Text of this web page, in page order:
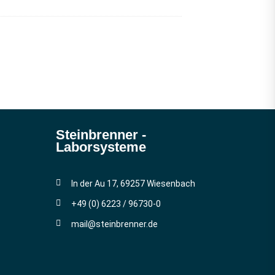
Steinbrenner ­
Laborsysteme
In der Au 17, 69257 Wiesenbach
+49 (0) 6223 / 96730-0
mail@steinbrenner.de